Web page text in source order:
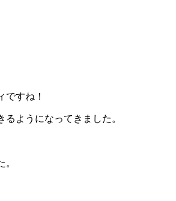
ですね！
ようになってきました。